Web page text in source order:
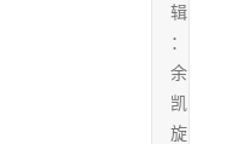
辑
：
余
凯
旋